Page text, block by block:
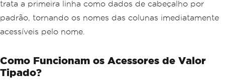
trata a primeira linha como dados de cabeçalho por
padrão, tornando os nomes das colunas imediatamente
acessíveis pelo nome.
Como Funcionam os Acessores de Valor
Tipado?